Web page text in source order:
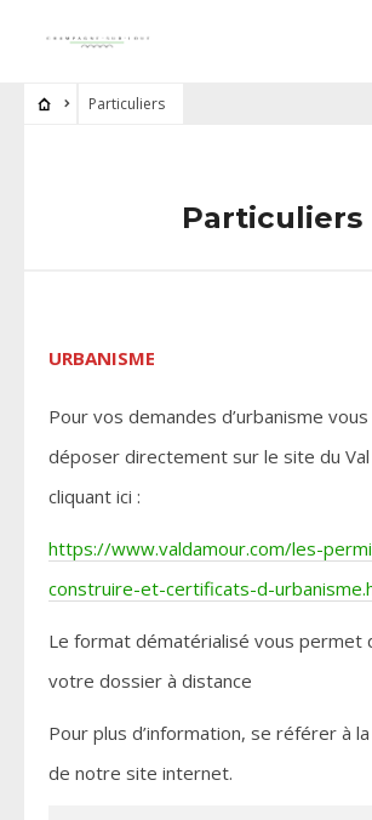
Particuliers
Particuliers
URBANISME
Pour vos demandes d’urbanisme
déposer directement sur le site du Val
cliquant ici :
https://www.valdamour.com/les-
construire-et-certificats-d-
Le format dématérialisé vous permet
votre dossier à distance
Pour plus d’information, se référer à
de notre site internet.